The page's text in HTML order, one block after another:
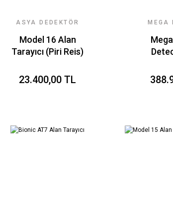
ASYA DEDEKTÖR
Model 16 Alan
Tarayıcı (Piri Reis)
23.400,00 TL
MEGA